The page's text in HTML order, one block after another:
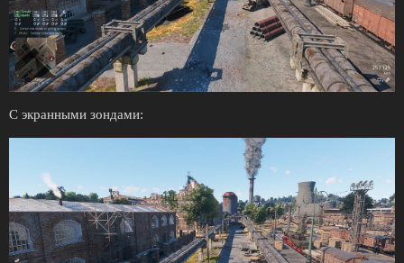
С экранными зондами: